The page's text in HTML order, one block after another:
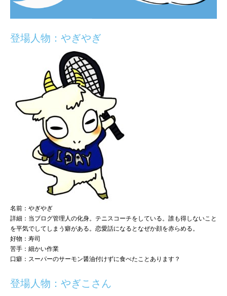
登場人物：やぎやぎ
名前：やぎやぎ
詳細：当ブログ管理人の化身。テニスコーチをしている。誰も得しないこと
を平気でしてしまう癖がある。恋愛話になるとなぜか顔を赤らめる。
好物：寿司
苦手：細かい作業
口癖：スーパーのサーモン醤油付けずに食べたことあります？
登場人物：やぎこさん